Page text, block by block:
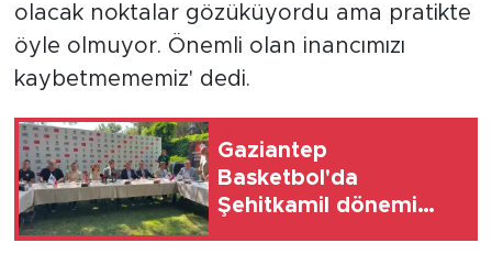
olacak noktalar gözüküyordu ama pratikte
öyle olmuyor. Önemli olan inancımızı
kaybetmememiz' dedi.
Gaziantep
Basketbol'da
Şehitkamil dönemi